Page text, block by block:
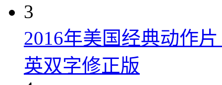
3
2016年美国经典动作
英双字修正版